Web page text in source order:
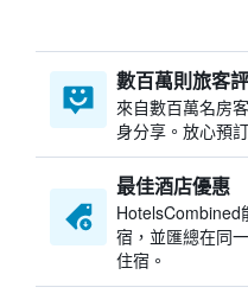
數百萬則旅客
來自數百萬名房
身分享。放心預
最佳酒店優惠
HotelsCombined​
宿，並匯總在同
住宿。